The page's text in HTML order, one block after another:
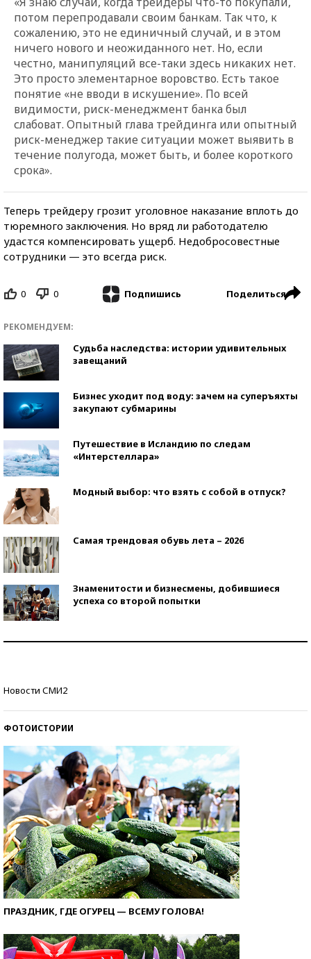
потом перепродавали своим банкам. Так что, к
сожалению, это не единичный случай, и в этом
ничего нового и неожиданного нет. Но, если
честно, манипуляций все-таки здесь никаких нет.
Это просто элементарное воровство. Есть такое
понятие «не вводи в искушение». По всей
видимости, риск-менеджмент банка был
слабоват. Опытный глава трейдинга или опытный
риск-менеджер такие ситуации может выявить в
течение полугода, может быть, и более короткого
срока».
Теперь трейдеру грозит уголовное наказание вплоть до
тюремного заключения. Но вряд ли работодателю
удастся компенсировать ущерб. Недобросовестные
сотрудники — это всегда риск.
0 0 Подпишись Поделиться
РЕКОМЕНДУЕМ:
Судьба наследства: истории удивительных
завещаний
Бизнес уходит под воду: зачем на суперъяхты
закупают субмарины
Путешествие в Исландию по следам
«Интерстеллара»
Модный выбор: что взять с собой в отпуск?
Самая трендовая обувь лета – 2026
Знаменитости и бизнесмены, добившиеся
успеха со второй попытки
Новости СМИ2
ФОТОИСТОРИИ
ПРАЗДНИК, ГДЕ ОГУРЕЦ — ВСЕМУ ГОЛОВА!